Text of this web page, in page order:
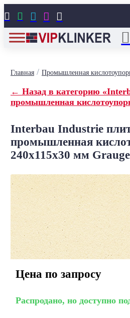
    
Главная/ Промышленная
← Назад в категорию
промышленная
Interbau Industrie
промышленная
240x115x30 мм
Цена по запросу
Распродано, но доступно